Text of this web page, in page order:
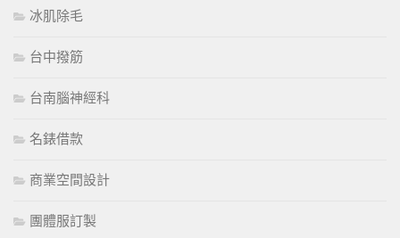
冰肌除毛
台中撥筋
台南腦神經科
名錶借款
商業空間設計
團體服訂製